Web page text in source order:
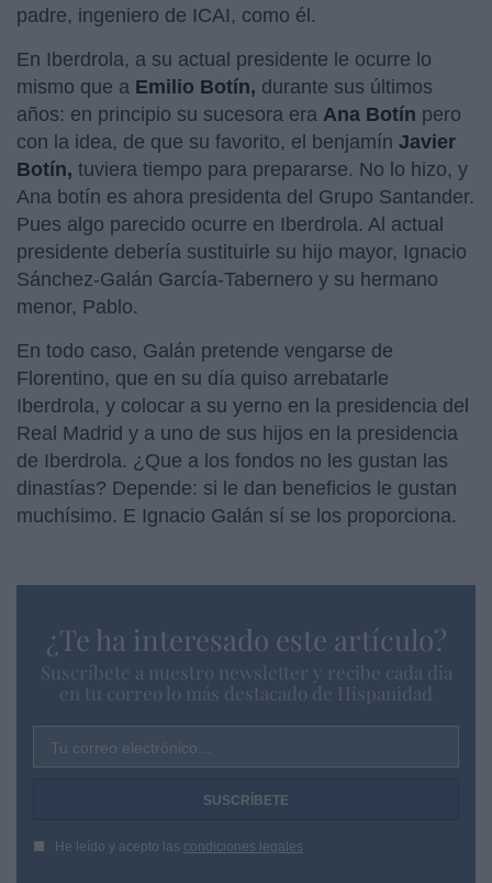
padre, ingeniero de ICAI, como él.
En Iberdrola, a su actual presidente le ocurre lo
mismo que a Emilio Botín, durante sus últimos
años: en principio su sucesora era Ana Botín pero
con la idea, de que su favorito, el benjamín Javier
Botín, tuviera tiempo para prepararse. No lo hizo, y
Ana botín es ahora presidenta del Grupo Santander.
Pues algo parecido ocurre en Iberdrola. Al actual
presidente debería sustituirle su hijo mayor, Ignacio
Sánchez-Galán García-Tabernero y su hermano
menor, Pablo.
En todo caso, Galán pretende vengarse de
Florentino, que en su día quiso arrebatarle
Iberdrola, y colocar a su yerno en la presidencia del
Real Madrid y a uno de sus hijos en la presidencia
de Iberdrola. ¿Que a los fondos no les gustan las
dinastías? Depende: si le dan beneficios le gustan
muchísimo. E Ignacio Galán sí se los proporciona.
¿Te ha interesado este artículo?
Suscríbete a nuestro newsletter y recibe cada dia
en tu correo lo más destacado de Hispanidad
Tu correo electrónico...
He leído y acepto las condiciones legales